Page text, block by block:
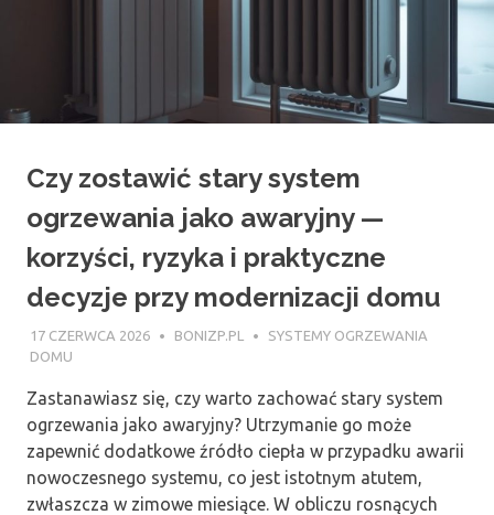
Czy zostawić stary system
ogrzewania jako awaryjny —
korzyści, ryzyka i praktyczne
decyzje przy modernizacji domu
17 CZERWCA 2026 BONIZP.PL
SYSTEMY OGRZEWANIA
DOMU
Zastanawiasz się, czy warto zachować stary system
ogrzewania jako awaryjny? Utrzymanie go może
zapewnić dodatkowe źródło ciepła w przypadku awarii
nowoczesnego systemu, co jest istotnym atutem,
zwłaszcza w zimowe miesiące. W obliczu rosnących